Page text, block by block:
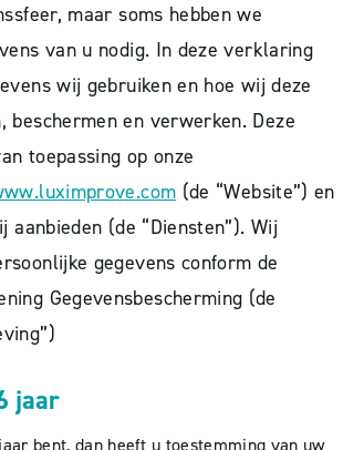
maar soms hebben we
van u nodig. In deze verklaring
wij gebruiken en hoe wij deze
beschermen en verwerken. Deze
toepassing op onze
(de “Website”) en
aanbieden (de “Diensten”). Wij
gegevens conform de
Gegevensbescherming (de
jaar
bent, dan heeft u toestemming van uw